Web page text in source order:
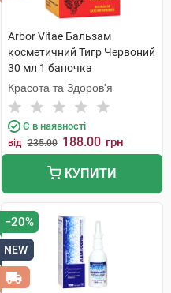
Arbor Vitae Бальзам
косметичний Тигр Червоний
30 мл 1 баночка
Красота та Здоров'я
Є в наявності
від 235.00 188.00 грн
КУПИТИ
−20%
NEW